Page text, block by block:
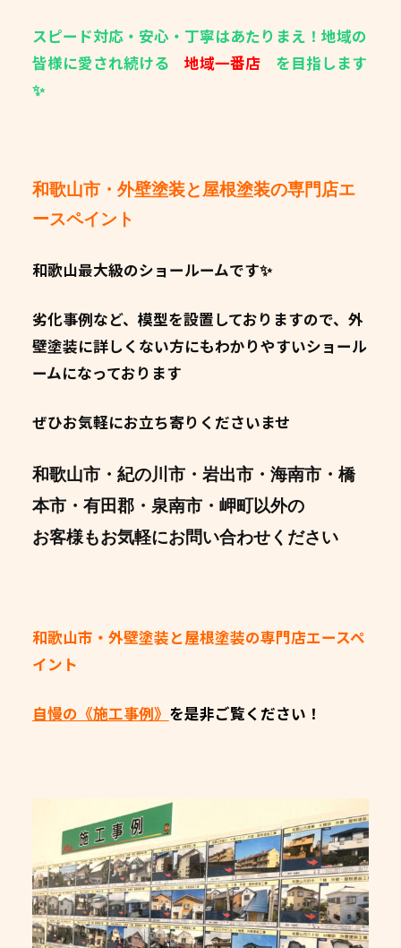
スピード対応・安心・丁寧はあたりまえ！地域の
皆様に愛され続ける 地域一番店を目指します
✨
和歌山市・外壁塗装と屋根塗装の専門店エ
ースペイント
和歌山最大級のショールームです✨
劣化事例など、模型を設置しておりますので、外
壁塗装に詳しくない方にもわかりやすいショール
ームになっております
ぜひお気軽にお立ち寄りくださいませ
和歌山市・紀の川市・岩出市・海南市・橋
本市・有田郡・泉南市・岬町以外の
お客様もお気軽にお問い合わせください
和歌山市・外壁塗装と屋根塗装の専門店エースペ
イント
自慢の《施工事例》 を是非ご覧ください！